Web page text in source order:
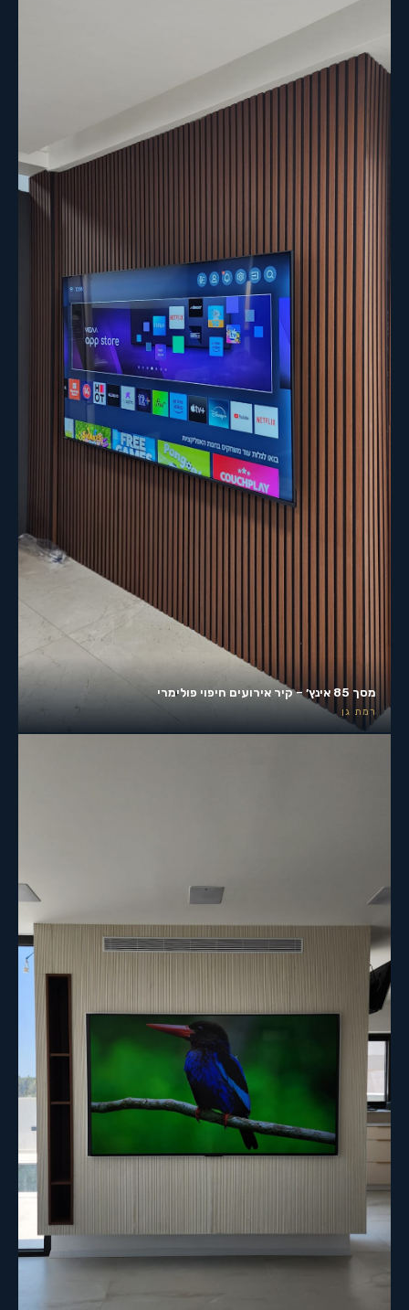
מסך 85 אינץ׳ – קיר אירועים חיפוי פולימרי
רמת גן